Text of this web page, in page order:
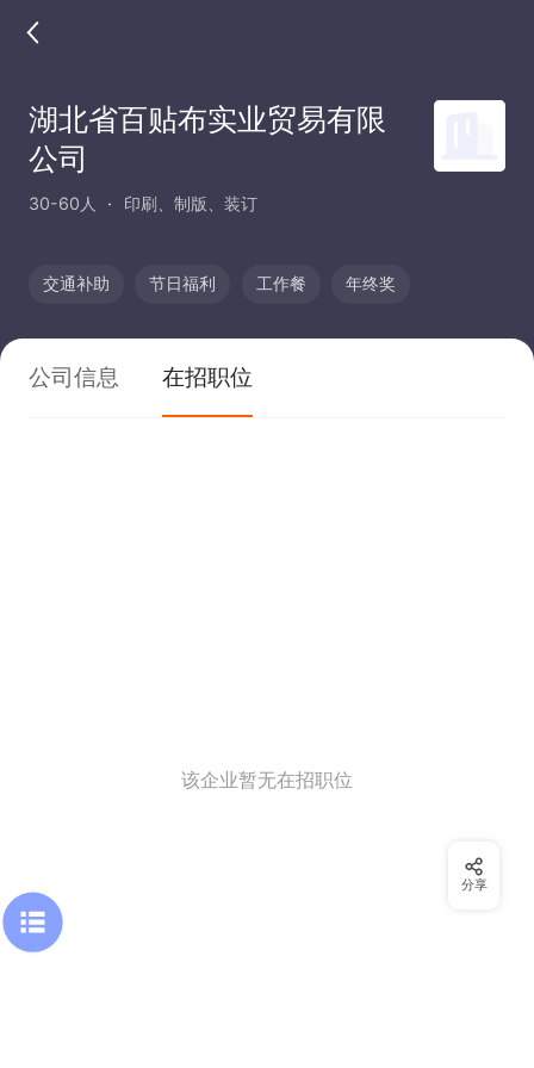
湖北省百贴布实业贸易有限
公司
30-60人 印刷、制版、装订
交通补助 节日福利 工作餐 年终奖
公司信息 在招职位
该企业暂无在招职位
分享